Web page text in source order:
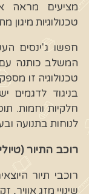
מציעים מראה
טכנולוגיות מיגון
המשלב כותנה עם
טכנולוגיה זו
בניגוד לדגמים
חלקיות וחמות.
לנוחות בתנועה
רוכב התיור
רוכבי תיור
שינויי מזג